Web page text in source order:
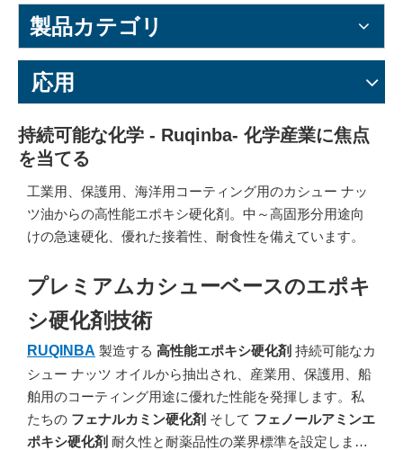
製品カテゴリ
応用
持続可能な化学 - Ruqinba- 化学産業に焦点
を当てる
工業用、保護用、海洋用コーティング用のカシュー ナッ
ツ油からの高性能エポキシ硬化剤。中～高固形分用途向
けの急速硬化、優れた接着性、耐食性を備えています。
プレミアムカシューベースのエポキ
シ硬化剤技術
RUQINBA 製造する 高性能エポキシ硬化剤 持続可能なカ
シュー ナッツ オイルから抽出され、産業用、保護用、船
舶用のコーティング用途に優れた性能を発揮します。私
たちの フェナルカミン硬化剤 そして フェノールアミンエ
ポキシ硬化剤 耐久性と耐薬品性の業界標準を設定しま